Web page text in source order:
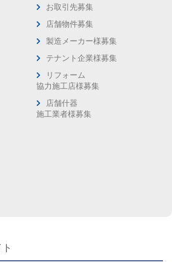
お取引先募集
店舗物件募集
製造メーカー様募集
テナント企業様募集
リフォーム
協力施工店様募集
店舗什器
施工業者様募集